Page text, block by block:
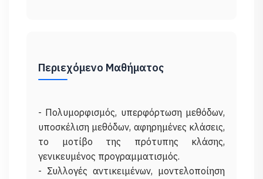
Περιεχόμενο Μαθήματος
- Πολυμορφισμός, υπερφόρτωση μεθόδων,
υποσκέλιση μεθόδων, αφηρημένες κλάσεις,
το μοτίβο της πρότυπης κλάσης,
γενικευμένος προγραμματισμός.
- Συλλογές αντικειμένων, μοντελοποίηση